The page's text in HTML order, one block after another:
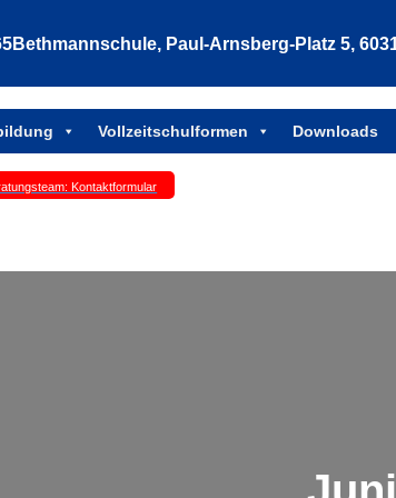
Bethmannschule, Paul-Arnsberg-Platz 5,
Vollzeitschulformen Downloads
Kontaktformular